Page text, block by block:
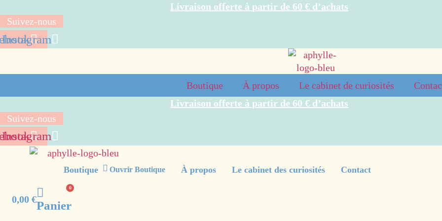
au
contenu
Livraison offerte à partir de 60 € d’achats
Suivez-nous
Instagram
Boutique À propos Le cabinet de curiosités
Livraison offerte à partir de 60 € d’achats
Suivez-nous
Instagram
Boutique Ouvrir Boutique À propos Le cabinet des curiosités Contact
0,00 €
0
Panier